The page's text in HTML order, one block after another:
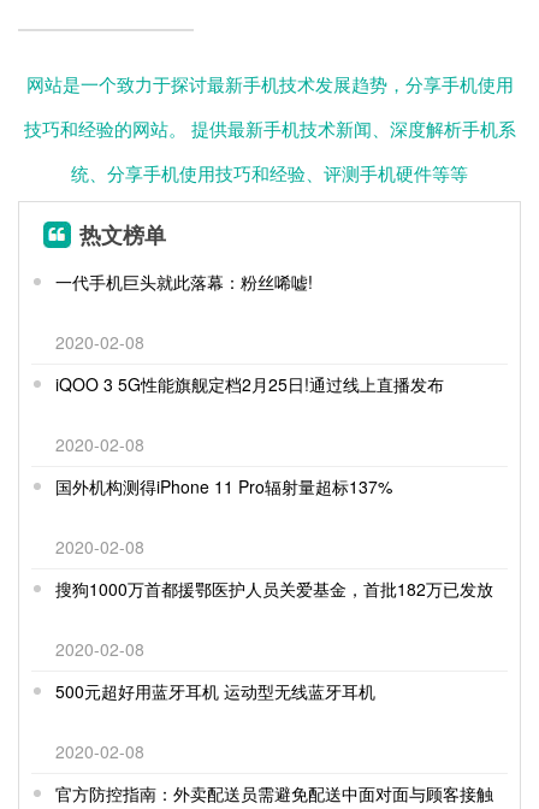
网站是一个致力于探讨最新手机技术发展趋势，分享手机使用
技巧和经验的网站。 提供最新手机技术新闻、深度解析手机系
统、分享手机使用技巧和经验、评测手机硬件等等
热文榜单
一代手机巨头就此落幕：粉丝唏嘘!
2020-02-08
iQOO 3 5G性能旗舰定档2月25日!通过线上直播发布
2020-02-08
国外机构测得iPhone 11 Pro辐射量超标137%
2020-02-08
搜狗1000万首都援鄂医护人员关爱基金，首批182万已发放
2020-02-08
500元超好用蓝牙耳机 运动型无线蓝牙耳机
2020-02-08
官方防控指南：外卖配送员需避免配送中面对面与顾客接触